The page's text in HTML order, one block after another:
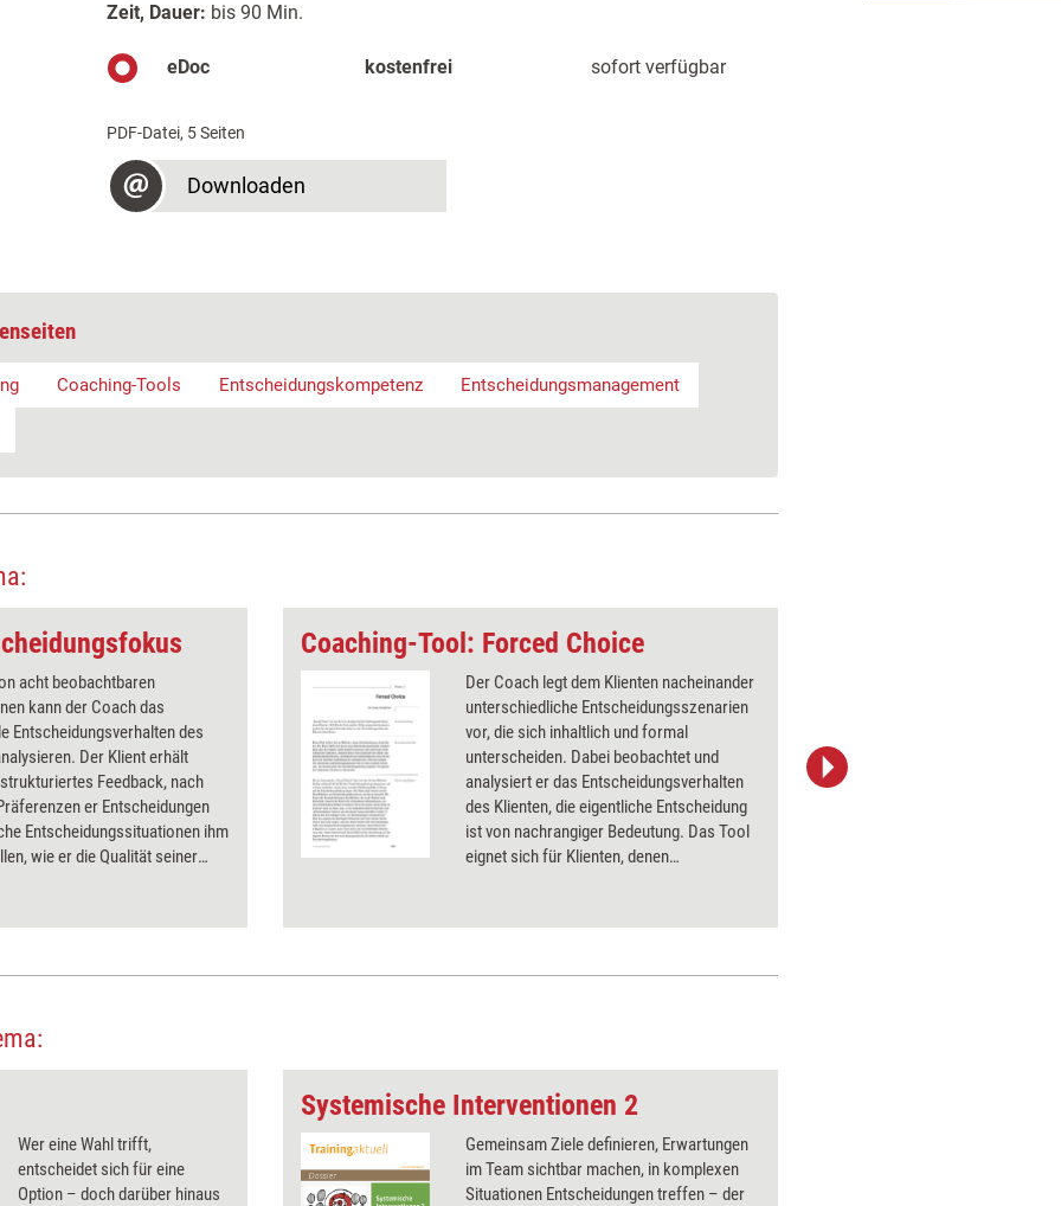
Zeit, Dauer: bis 90 Min.
eDoc kostenfrei sofort verfügbar
PDF-Datei, 5 Seiten
Downloaden
Coaching-Tools Entscheidungskompetenz Entscheidungsmanagement
acht beobachtbaren
kann der Coach das
Entscheidungsverhalten des
Der Klient erhält
Feedback, nach
er Entscheidungen
Entscheidungssituationen ihm
wie er die Qualität seiner
Coaching-Tool: Forced Choice
Der Coach legt dem Klienten nacheinander
unterschiedliche Entscheidungsszenarien
vor, die sich inhaltlich und formal
unterscheiden. Dabei beobachtet und
analysiert er das Entscheidungsverhalten
des Klienten, die eigentliche Entscheidung
ist von nachrangiger Bedeutung. Das Tool
eignet sich für Klienten, denen
identifiziert Handlungsfelder und auch
Ressourcen.
Wer eine Wahl trifft,
entscheidet sich für eine
Option – doch darüber hinaus
Systemische Interventionen 2
Gemeinsam Ziele definieren, Erwartungen
im Team sichtbar machen, in komplexen
Situationen Entscheidungen treffen – der